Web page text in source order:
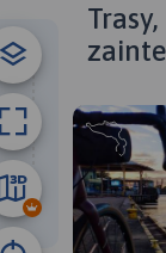
22 km